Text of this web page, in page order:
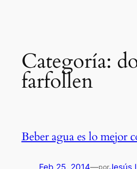
Categoría:
farfollen
Beber agua es lo mejor
Feb 25, 2014—porJesús